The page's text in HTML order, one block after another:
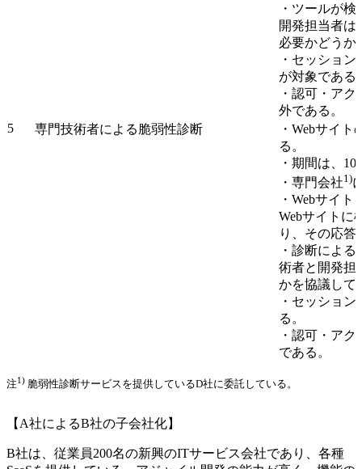
・ツールが
開発担当者は
必要かどうか
・セッショ
が対象である
・認可・ア
外である。
5
専門技術者による脆弱性診断
・Webサイ
る。
・期間は、
・専門会社1)
・Webサイ
Webサイトに
り、その応答
・診断によ
術者と開発担
かを協議して
・セッショ
る。
・認可・ア
である。
注1) 脆弱性診断サービスを提供しているD社に委託している。
【A社によるB社の子会社化】
B社は、従業員200名の新興のITサービス会社であり、各種